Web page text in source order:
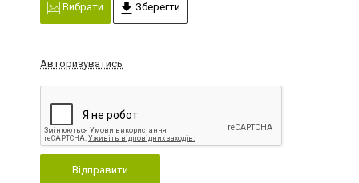
Вибрати
Зберегти
Авторизуватись
Відправити